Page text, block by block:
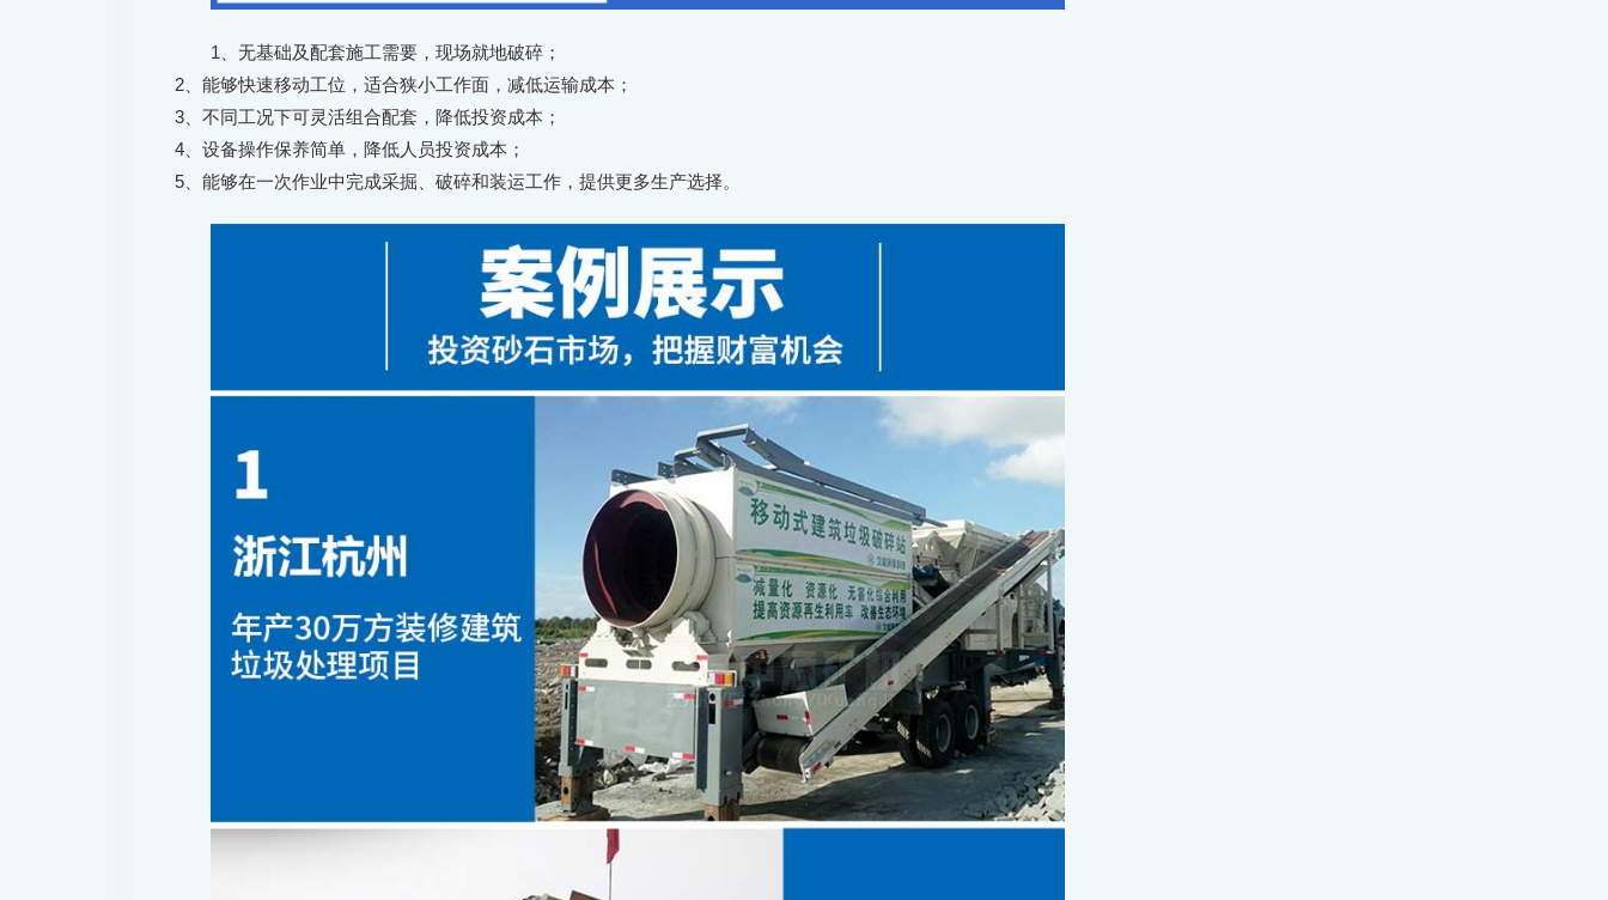
1、无基础及配套施工需要，现场就地破碎；
2、能够快速移动工位，适合狭小工作面，减低运输成本；
3、不同工况下可灵活组合配套，降低投资成本；
4、设备操作保养简单，降低人员投资成本；
5、能够在一次作业中完成采掘、破碎和装运工作，提供更多生产选择。